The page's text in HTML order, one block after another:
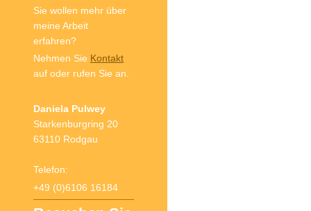
Sie wollen mehr über
meine Arbeit
erfahren?
Nehmen Sie Kontakt
auf oder rufen Sie an.
Daniela Pulwey
Starkenburgring 20
63110 Rodgau
Telefon:
+49 (0)6106 16184